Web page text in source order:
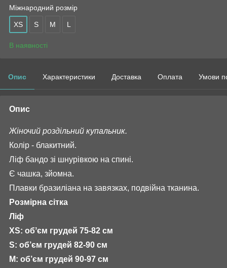
Міжнародний розмір
XS S M L
В наявності
Опис Характеристики Доставка Оплата Умови
Опис
Жіночий роздільний купальник.
Колір - блакитний.
Ліф бандо зі шнурівкою на спині.
Є чашка, зйомна.
Плавки бразиліана на завязках, подвійна тканина.
Розмірна сітка
Ліф
XS: обʼєм грудей 75-82 см
S: об’єм грудей 82-90 см
М: об’єм грудей 90-97 см